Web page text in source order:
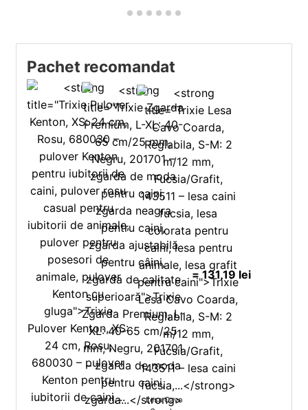
Pachet recomandat
Lesa Cavo
=131,19 lei